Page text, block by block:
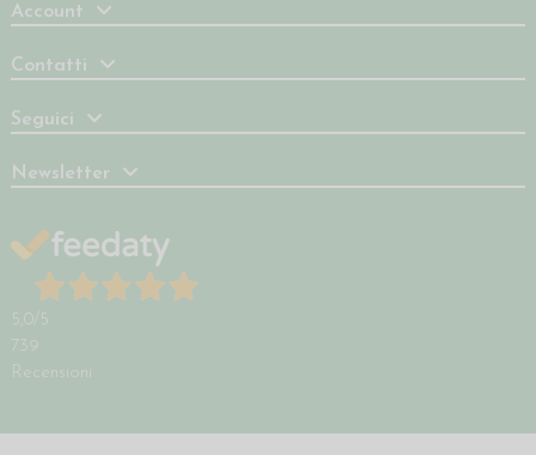
Account
Contatti
Seguici
Newsletter
5,0 /5
739
Recensioni